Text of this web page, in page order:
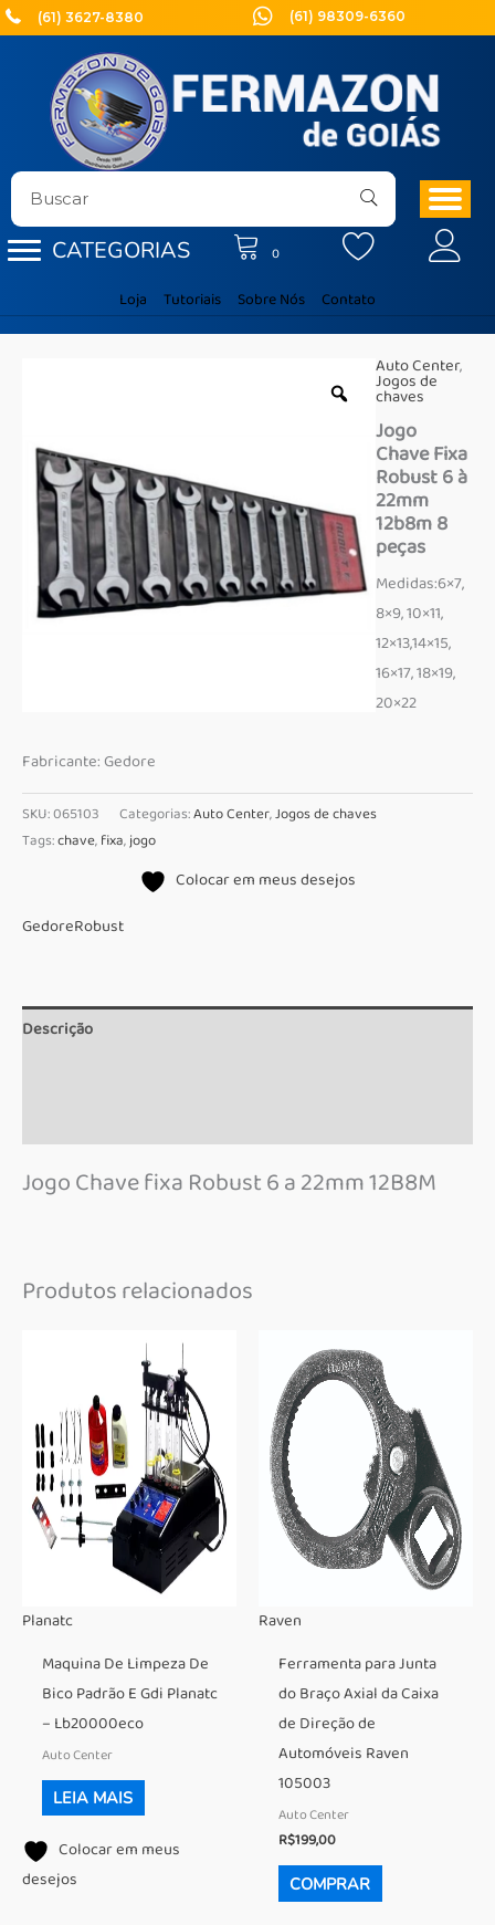
Ir
para
conteúdo
(61) 3627-8380 (61) 98309-6360
CATEGORIAS 0
Loja Tutoriais Sobre Nós Contato
Auto Center,
Jogos de
chaves
Jogo
Chave Fixa
Robust 6 à
22mm
12b8m 8
peças
Medidas:6×7,
8×9, 10×11,
12×13,14×15,
16×17, 18×19,
20×22
Fabricante: Gedore
SKU:065103 Categorias:Auto Center,Jogos de chaves
Tags:chave,fixa,jogo
Colocar em meus desejos
GedoreRobust
Descrição
Jogo Chave fixa Robust 6 a 22mm 12B8M
Produtos relacionados
Planatc
Maquina De Limpeza De
Bico Padrão E Gdi Planatc
– Lb20000eco
Auto Center
LEIA MAIS
Colocar em meus
desejos
Raven
Ferramenta para Junta
do Braço Axial da Caixa
de Direção de
Automóveis Raven
105003
Auto Center
R$199,00
COMPRAR